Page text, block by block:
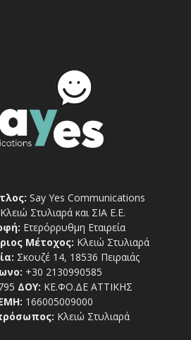
Say Yes Communications
Κλειώ Στυλιαρά και ΣΙΑ Ε.Ε.
Ετερόρρυθμη Εταιρεία
Μέτοχος: Κλειώ Στυλιαρά
Σκουζέ 14, 18536 Πειραιάς
+30 2130990585
ΔΟΥ: ΚΕ.ΦΟ.ΔΕ ΑΤΤΙΚΗΣ
166005009000
Κλειώ Στυλιαρά